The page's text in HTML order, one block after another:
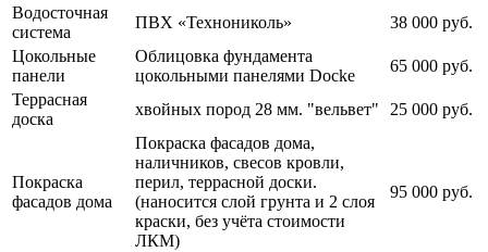
Водосточная
система
ПВХ «Технониколь»
38 000 руб.
Цокольные
панели
Облицовка фундамента
цокольными панелями Docke
65 000 руб.
Террасная
доска
хвойных пород 28 мм. "вельвет" 25 000 руб.
Покраска
фасадов дома
Покраска фасадов дома,
наличников, свесов кровли,
перил, террасной доски.
(наносится слой грунта и 2 слоя
краски, без учёта стоимости
ЛКМ)
95 000 руб.